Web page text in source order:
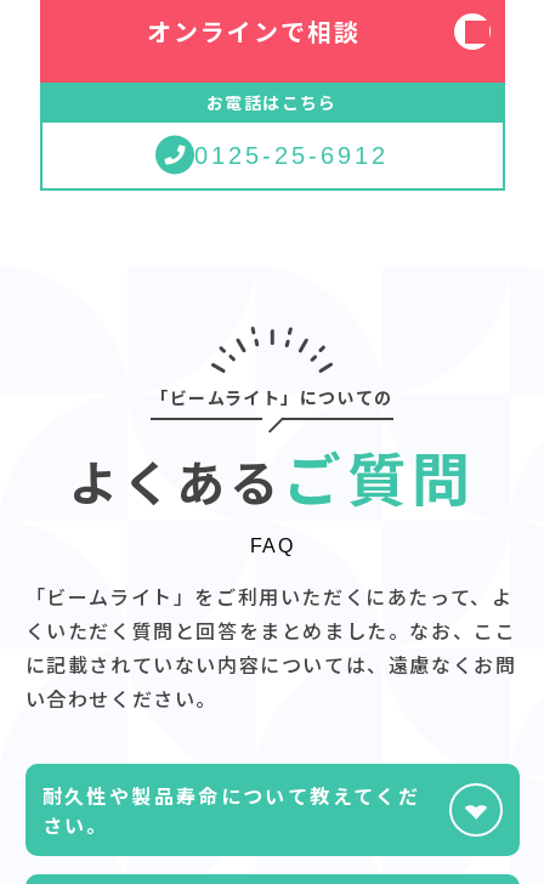
オンラインで相談
お電話はこちら
0125-25-6912
「ビームライト」についての
よくある ご質問
FAQ
「ビームライト」をご利用いただくにあたって、よ
くいただく質問と回答をまとめました。なお、ここ
に記載されていない内容については、遠慮なくお問
い合わせください。
耐久性や製品寿命について教えてくだ
さい。